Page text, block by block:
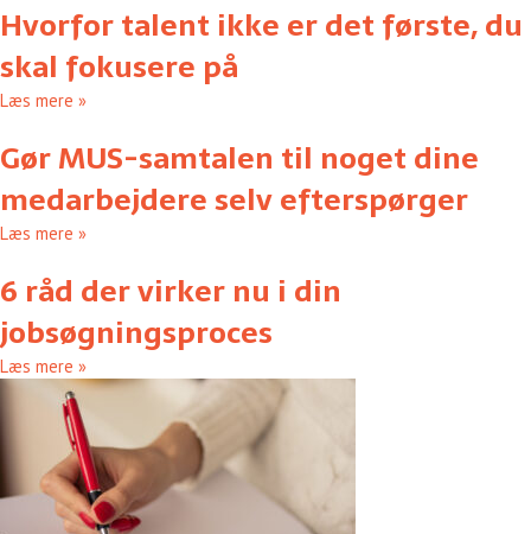
Hvorfor talent ikke er det første, du
skal fokusere på
Læs mere »
Gør MUS-samtalen til noget dine
medarbejdere selv efterspørger
Læs mere »
6 råd der virker nu i din
jobsøgningsproces
Læs mere »